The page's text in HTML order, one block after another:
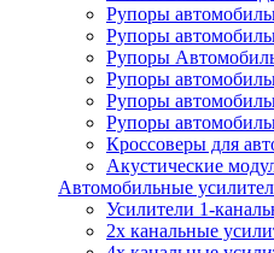
Рупоры
Рупоры
Рупоры
Рупоры
Рупоры
Рупоры
Кроссоверы для
Акустические
Автомобильные
Усилители 1-
2х канальные